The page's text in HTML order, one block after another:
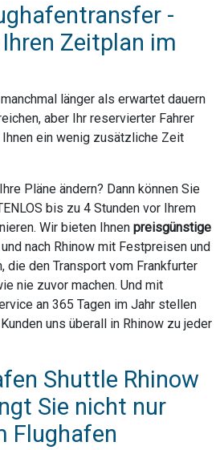
-
Zeitplan im
länger als erwartet dauern
aber Ihr reservierter Fahrer
ein wenig zusätzliche Zeit
Pläne ändern? Dann können Sie
bis zu 4 Stunden vor Ihrem
Wir bieten Ihnen preisgünstige
nach Rhinow mit Festpreisen und
die den Transport vom Frankfurter
nie zuvor machen. Und mit
an 365 Tagen im Jahr stellen
uns überall in Rhinow zu jeder
Shuttle Rhinow
Sie nicht nur
Flughafen